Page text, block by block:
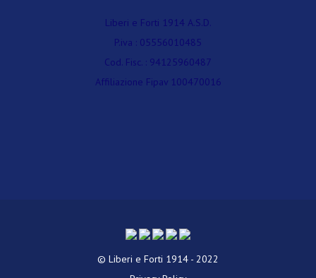
Liberi e Forti 1914 A.S.D.
P.iva : 05556010485
Cod. Fisc. : 94125960487
Affiliazione Fipav 100470016
© Liberi e Forti 1914 - 2022